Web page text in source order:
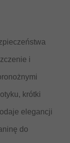
i
krótki
elegancji
do